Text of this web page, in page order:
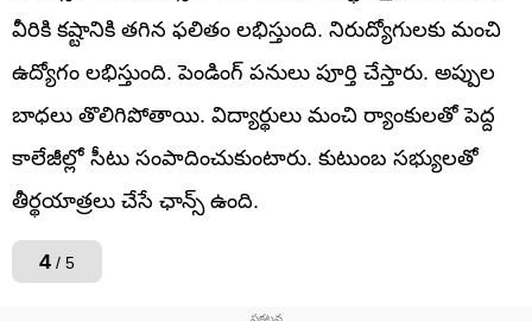
వీరికి కష్టానికి తగిన ఫలితం లభిస్తుంది. నిరుద్యోగులకు మంచి
ఉద్యోగం లభిస్తుంది. పెండింగ్ పనులు పూర్తి చేస్తారు. అప్పుల
బాధలు తొలిగిపోతాయి. విద్యార్థులు మంచి ర్యాంకులతో పెద్ద
కాలేజీల్లో సీటు సంపాదించుకుంటారు. కుటుంబ సభ్యులతో
తీర్థయాత్రలు చేసే ఛాన్స్ ఉంది.
4 / 5